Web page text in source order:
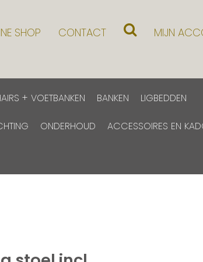
SHOP CONTACT MIJN
+ VOETBANKEN BANKEN LIGBEDDEN
ONDERHOUD ACCESSOIRES EN